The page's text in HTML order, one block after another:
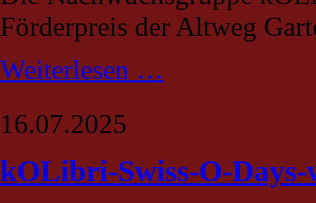
Förderpreis der Altweg
Weiterlesen …Förderpreis
16.07.2025
kOLibri-Swiss-O-Days-